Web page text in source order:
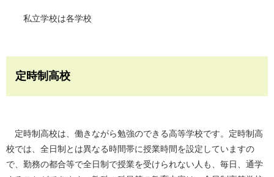
私立学校は各学校
定時制高校
定時制高校は、働きながら勉強のできる高等学校です。定時制高
校では、全日制とは異なる時間帯に授業時間を設定していますの
で、勤務の都合等で全日制で授業を受けられない人も、毎日、通学